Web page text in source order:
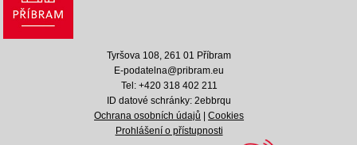
Tyršova 108, 261 01 Příbram
E-podatelna@pribram.eu
Tel: +420 318 402 211
ID datové schránky: 2ebbrqu
Ochrana osobních údajů |Cookies
Prohlášení o přístupnosti